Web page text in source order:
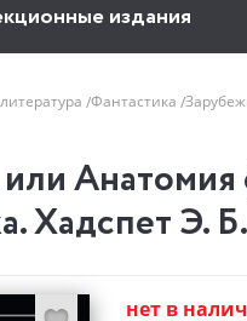
издания
Фантастика
Хадспет Э. Б.
нет в